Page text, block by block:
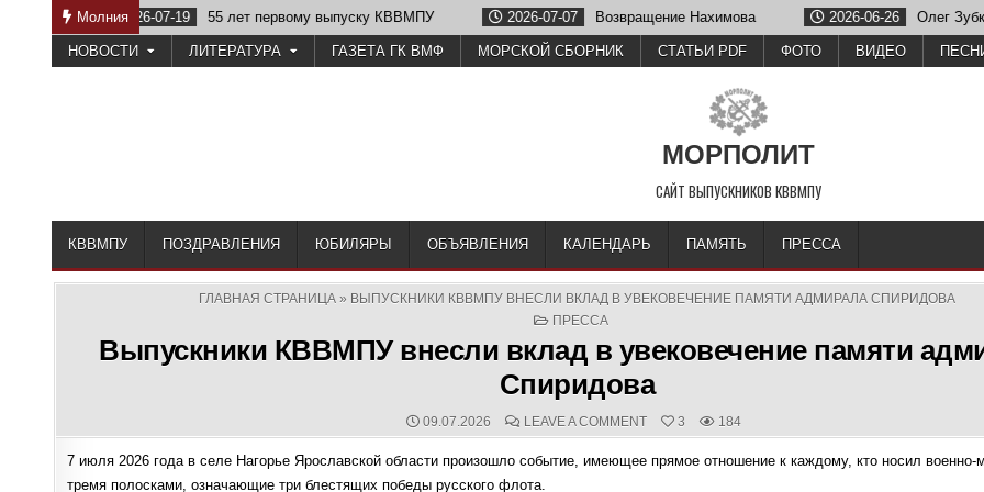
Молния
лет первому выпуску КВВМПУ 2026-07-07 Возвращение Нахимова 2026-06-26 Олег Зубков отметил годовщину после
НОВОСТИ ЛИТЕРАТУРА ГАЗЕТА ГК ВМФ МОРСКОЙ СБОРНИК СТАТЬИ PDF ФОТО ВИДЕО
МОРПОЛИТ
САЙТ ВЫПУСКНИКОВ КВВМПУ
КВВМПУ ПОЗДРАВЛЕНИЯ ЮБИЛЯРЫ ОБЪЯВЛЕНИЯ КАЛЕНДАРЬ ПАМЯТЬ ПРЕССА
ГЛАВНАЯ СТРАНИЦА» ВЫПУСКНИКИ КВВМПУ ВНЕСЛИ ВКЛАД В УВЕКОВЕЧЕНИЕ ПАМЯТИ АДМИРАЛА СПИРИДОВА
POSTED
ПРЕССА
Выпускники КВВМПУ внесли вклад в увековечение памяти
Спиридова
PUBLISHED
DATE:
09.07.2026 COMMENTS:
LEAVE A COMMENTON
ВЫПУСКНИКИ
ВНЕСЛИ
ВКЛАД
3 184
7 июля 2026 года в селе Нагорье Ярославской области произошло событие, имеющее прямое отношение к каждому, кто носил военно-
тремя полосками, означающие три блестящих победы русского флота.